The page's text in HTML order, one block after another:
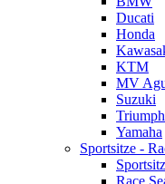
Ducati
Honda
KTM
MV
Suzuki
Triumph
Yamaha
Sportsitze -
Race